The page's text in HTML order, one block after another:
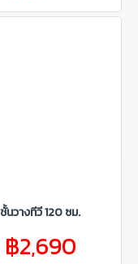
ชั้นวางทีวี 120 ซม.
฿2,690